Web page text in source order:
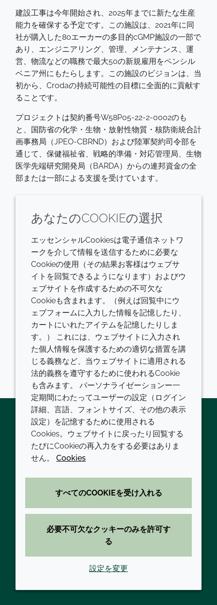
建設工事は今年開始され、2025年までに新たな生産
能力を確保する予定です。この施設は、2021年に同
社が購入した80エーカーの多目的cGMP施設の一部で
あり、エンジニアリング、管理、メンテナンス、運
営、物流などの職務で最大50の新規雇用をペンシル
ベニア州にもたらします。この施設のビジョンは、当
初から、Crodaの持続可能性の目標に全面的に貢献す
ることです。
プロジェクトは契約番号W58P05-22-2-0002のも
と、国防省の化学・生物・放射性物質・核防衛統合計
画事務局（JPEO-CBRND）および陸軍契約司令部を
通じて、保健福祉省、戦略的準備・対応管理局、生物
医学先端研究開発局（BARDA）からの連邦資金の全
部または一部による支援を受けています。
共有する
FacebookTwitterLinkedInMail
Twitter LinkedInYoutube
会社
現代の奴隷制
方針と手順
拠点一覧
お問い合わせ
利用規約
プライバシーポリシー
アクセシビリティに関する声明
クッキーポリシー
あなたのCOOKIEの選択
エッセンシャルCookiesは電子通信ネットワ
ークを介して情報を送信するために必要な
Cookieの使用（その結果お客様はウェブサ
イトを回覧できるようになります）およびウ
ェブサイトを作成するための不可欠な
Cookieも含まれます。（例えば回覧中にウ
ェブフォームに入力した情報を記憶したり、
カートにいれたアイテムを記憶したりしま
す。） これには、ウェブサイトに入力され
た個人情報を保護するための適切な措置を講
じる義務など、当ウェブサイトに適用される
法的義務を遵守するために使われるCookie
も含みます。 パーソナライゼーションー一
定期間にわたってユーザーの設定（ログイン
詳細、言語、フォントサイズ、その他の表示
設定）を記憶するために使用される
Cookies。ウェブサイトに戻ったり回覧する
たびにCookieの再入力をする必要はありま
せん。 Cookies
すべてのCOOKIEを受け入れる
必要不可欠なクッキーのみを許可す
る
設定を変更